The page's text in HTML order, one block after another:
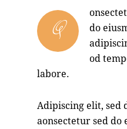
Q
do
od
labore.
Adipiscing elit, sed
aonsectetur sed do